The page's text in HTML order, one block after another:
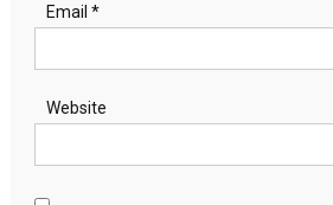
Email *
Website